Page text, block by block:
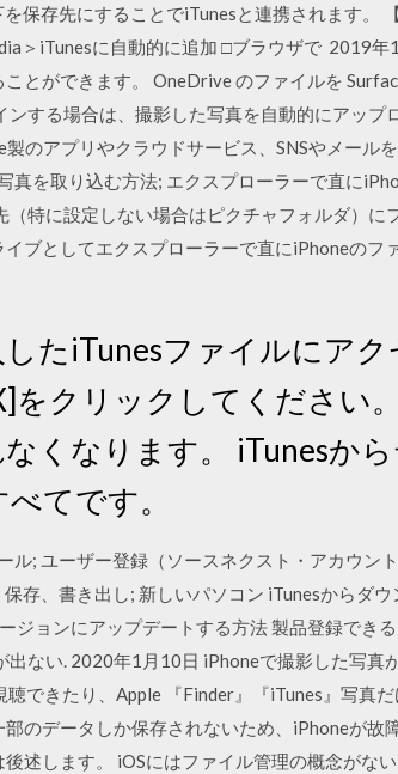
を保存先にすることでiTunesと連携されます。
＞iTunesに自動的に追加 □ブラウザで 2019
とができます。 OneDrive のファイルを
ンする場合は、撮影した写真を自動的にアッ
のアプリやクラウドサービス、SNSやメール
真を取り込む方法; エクスプローラーで直に
特に設定しない場合はピクチャフォルダ）に
ブとしてエクスプローラーで直にiPhoneのフ
たiTunesファイルにア
をクリックしてください
くなります。 iTunesか
てです。
ル; ユーザー登録（ソースネクスト・アカウン
存、書き出し; 新しいパソコン iTunesからダ
ジョンにアップデートする方法 製品登録でき
ない. 2020年1月10日 iPhoneで撮影した写真
できたり、Apple 『Finder』『iTunes』写真
のデータしか保存されないため、iPhoneが
述します。 iOSにはファイル管理の概念がな